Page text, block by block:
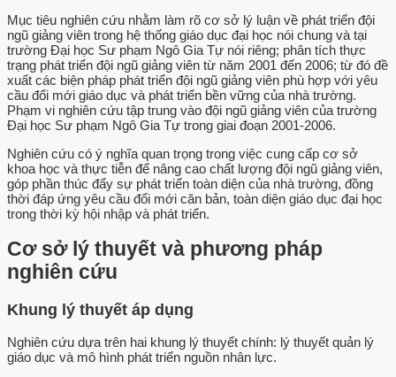
Mục tiêu nghiên cứu nhằm làm rõ cơ sở lý luận về phát triển đội
ngũ giảng viên trong hệ thống giáo dục đại học nói chung và tại
trường Đại học Sư phạm Ngô Gia Tự nói riêng; phân tích thực
trạng phát triển đội ngũ giảng viên từ năm 2001 đến 2006; từ đó đề
xuất các biện pháp phát triển đội ngũ giảng viên phù hợp với yêu
cầu đổi mới giáo dục và phát triển bền vững của nhà trường.
Phạm vi nghiên cứu tập trung vào đội ngũ giảng viên của trường
Đại học Sư phạm Ngô Gia Tự trong giai đoạn 2001-2006.
Nghiên cứu có ý nghĩa quan trọng trong việc cung cấp cơ sở
khoa học và thực tiễn để nâng cao chất lượng đội ngũ giảng viên,
góp phần thúc đẩy sự phát triển toàn diện của nhà trường, đồng
thời đáp ứng yêu cầu đổi mới căn bản, toàn diện giáo dục đại học
trong thời kỳ hội nhập và phát triển.
Cơ sở lý thuyết và phương pháp
nghiên cứu
Khung lý thuyết áp dụng
Nghiên cứu dựa trên hai khung lý thuyết chính: lý thuyết quản lý
giáo dục và mô hình phát triển nguồn nhân lực.